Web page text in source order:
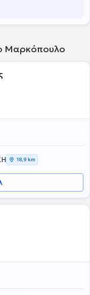
Μαρκόπουλο
18,9 km